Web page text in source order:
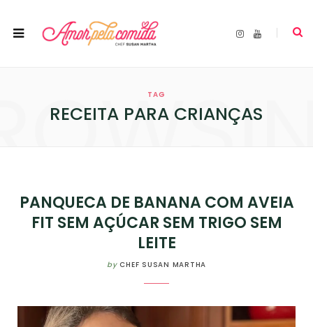
I
Y
TAG
RECEITA PARA CRIANÇAS
PANQUECA DE BANANA COM AVEIA
FIT SEM AÇÚCAR SEM TRIGO SEM
LEITE
by CHEF SUSAN MARTHA